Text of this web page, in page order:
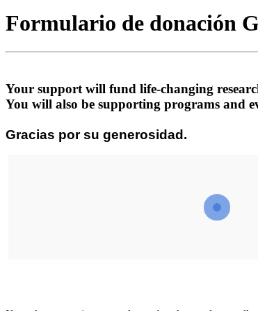
Formulario de donación
Your support will fund life-changing
You will also be supporting programs and
Gracias por su generosidad.